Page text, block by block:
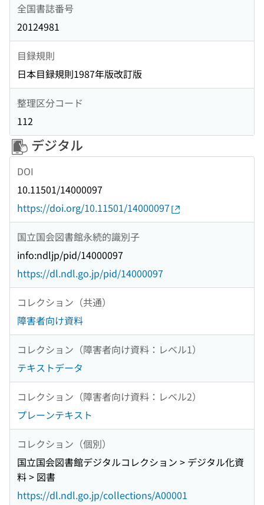
全国書誌番号
20124981
目録規則
日本目録規則1987年版改訂版
整理区分コード
112
デジタル
DOI
10.11501/14000097
https://doi.org/10.11501/14000097
国立国会図書館永続的識別子
info:ndljp/pid/14000097
https://dl.ndl.go.jp/pid/14000097
コレクション（共通）
障害者向け資料
コレクション（障害者向け資料：レベル1）
テキストデータ
コレクション（障害者向け資料：レベル2）
プレーンテキスト
コレクション（個別）
国立国会図書館デジタルコレクション > デジタル化資
料 > 図書
https://dl.ndl.go.jp/collections/A00001